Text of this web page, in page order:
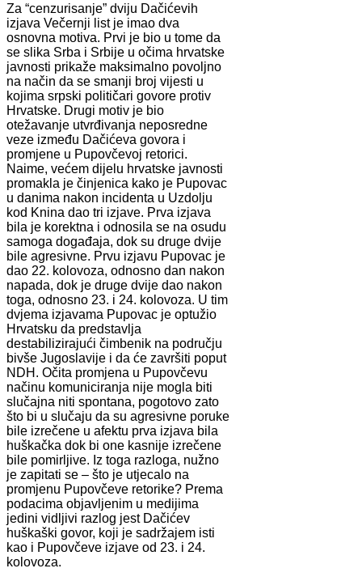
Za “cenzurisanje” dviju Dačićevih
izjava Večernji list je imao dva
osnovna motiva. Prvi je bio u tome da
se slika Srba i Srbije u očima hrvatske
javnosti prikaže maksimalno povoljno
na način da se smanji broj vijesti u
kojima srpski političari govore protiv
Hrvatske. Drugi motiv je bio
otežavanje utvrđivanja neposredne
veze između Dačićeva govora i
promjene u Pupovčevoj retorici.
Naime, većem dijelu hrvatske javnosti
promakla je činjenica kako je Pupovac
u danima nakon incidenta u Uzdolju
kod Knina dao tri izjave. Prva izjava
bila je korektna i odnosila se na osudu
samoga događaja, dok su druge dvije
bile agresivne. Prvu izjavu Pupovac je
dao 22. kolovoza, odnosno dan nakon
napada, dok je druge dvije dao nakon
toga, odnosno 23. i 24. kolovoza. U tim
dvjema izjavama Pupovac je optužio
Hrvatsku da predstavlja
destabilizirajući čimbenik na području
bivše Jugoslavije i da će završiti poput
NDH. Očita promjena u Pupovčevu
načinu komuniciranja nije mogla biti
slučajna niti spontana, pogotovo zato
što bi u slučaju da su agresivne poruke
bile izrečene u afektu prva izjava bila
huškačka dok bi one kasnije izrečene
bile pomirljive. Iz toga razloga, nužno
je zapitati se – što je utjecalo na
promjenu Pupovčeve retorike? Prema
podacima objavljenim u medijima
jedini vidljivi razlog jest Dačićev
huškaški govor, koji je sadržajem isti
kao i Pupovčeve izjave od 23. i 24.
kolovoza.